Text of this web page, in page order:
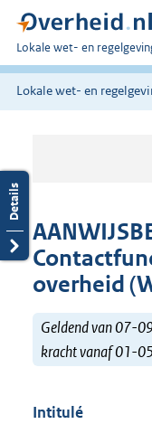
U
bent
hier:
Lokale wet- en
Lokale wet- en
overheid
Geldend van 07-
kracht vanaf 01-
Intitulé